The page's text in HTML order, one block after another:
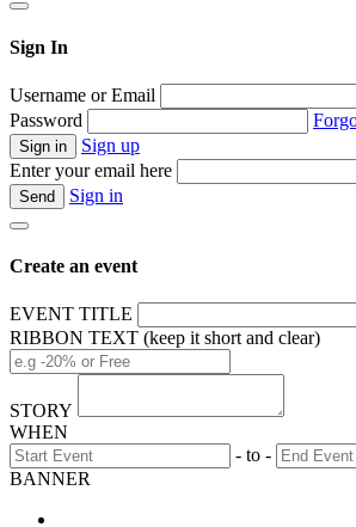
Sign In
Username or Email
Password
Sign up
Enter your email here
Sign in
Create an event
EVENT TITLE
RIBBON TEXT (keep it short and clear)
STORY
WHEN
- to -
BANNER